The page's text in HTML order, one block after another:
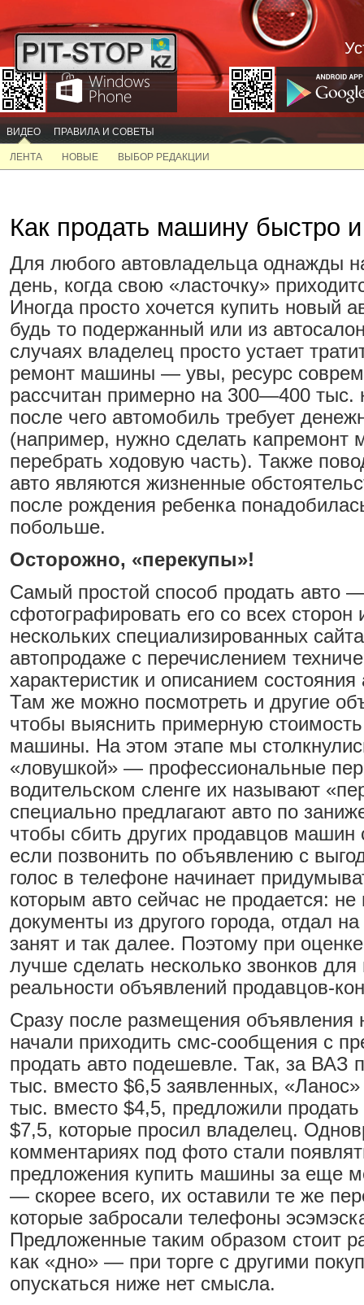
ВИДЕО ПРАВИЛА И СОВЕТЫ
ЛЕНТА НОВЫЕ ВЫБОР РЕДАКЦИИ
Как продать машину быстро
Для любого автовладельца однажды
день, когда свою «ласточку»
Иногда просто хочется купить новый
будь то подержанный или из
случаях владелец просто устает
ремонт машины — увы, ресурс
рассчитан примерно на 300—400
после чего автомобиль требует
(например, нужно сделать капремонт
перебрать ходовую часть). Также
авто являются жизненные
после рождения ребенка
побольше.
Осторожно, «перекупы»!
Самый простой способ продать авто
сфотографировать его со всех сторон
нескольких специализированных
автопродаже с перечислением
характеристик и описанием
Там же можно посмотреть и другие
чтобы выяснить примерную
машины. На этом этапе мы
«ловушкой» — профессиональные
водительском сленге их называют
специально предлагают авто по
чтобы сбить других продавцов машин
если позвонить по объявлению с
голос в телефоне начинает
которым авто сейчас не продается: не
документы из другого города, отдал
занят и так далее. Поэтому при
лучше сделать несколько звонков для
реальности объявлений продавцов-
Сразу после размещения объявления
начали приходить смс-сообщения с
продать авто подешевле. Так, за ВАЗ
тыс. вместо $6,5 заявленных,
тыс. вместо $4,5, предложили
$7,5, которые просил владелец.
комментариях под фото стали
предложения купить машины за еще
— скорее всего, их оставили те же
которые забросали телефоны
Предложенные таким образом стоит
как «дно» — при торге с другими
опускаться ниже нет смысла.